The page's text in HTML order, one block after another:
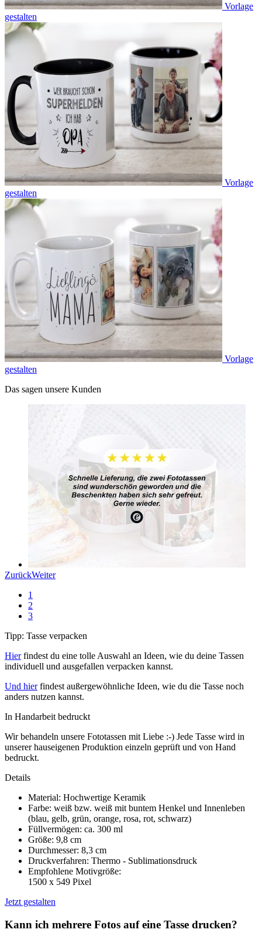
Vorlage
gestalten
Vorlage
gestalten
Vorlage
gestalten
Das sagen unsere Kunden
ZurückWeiter
1
2
3
Tipp: Tasse verpacken
Hierfindest du eine tolle Auswahl an Ideen, wie du deine Tassen
individuell und ausgefallen verpacken kannst.
Und hierfindest außergewöhnliche Ideen, wie du die Tasse noch
anders nutzen kannst.
In Handarbeit bedruckt
Wir behandeln unsere Fototassen mit Liebe :-) Jede Tasse wird in
unserer hauseigenen Produktion einzeln geprüft und von Hand
bedruckt.
Details
Material: Hochwertige Keramik
Farbe: weiß bzw. weiß mit buntem Henkel und Innenleben
(blau, gelb, grün, orange, rosa, rot, schwarz)
Füllvermögen: ca. 300 ml
Größe: 9,8 cm
Durchmesser: 8,3 cm
Druckverfahren: Thermo - Sublimationsdruck
Empfohlene Motivgröße:
1500 x 549 Pixel
Jetzt gestalten
Kann ich mehrere Fotos auf eine Tasse drucken?